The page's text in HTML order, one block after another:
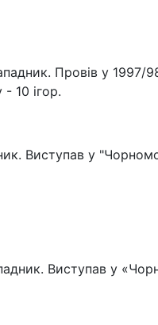
Провів у 1997/
10 ігор.
Виступав у
Виступав у